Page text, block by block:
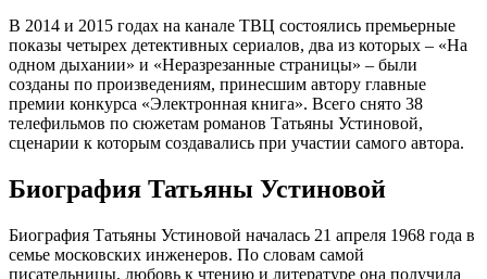
В 2014 и 2015 годах на канале ТВЦ состоялись премьерные
показы четырех детективных сериалов, два из которых – «На
одном дыхании» и «Неразрезанные страницы» – были
созданы по произведениям, принесшим автору главные
премии конкурса «Электронная книга». Всего снято 38
телефильмов по сюжетам романов Татьяны Устиновой,
сценарии к которым создавались при участии самого автора.
Биография Татьяны Устиновой
Биография Татьяны Устиновой началась 21 апреля 1968 года в
семье московских инженеров. По словам самой
писательницы, любовь к чтению и литературе она получила